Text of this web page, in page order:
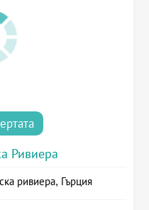
Ривиера
ривиера, Гърция